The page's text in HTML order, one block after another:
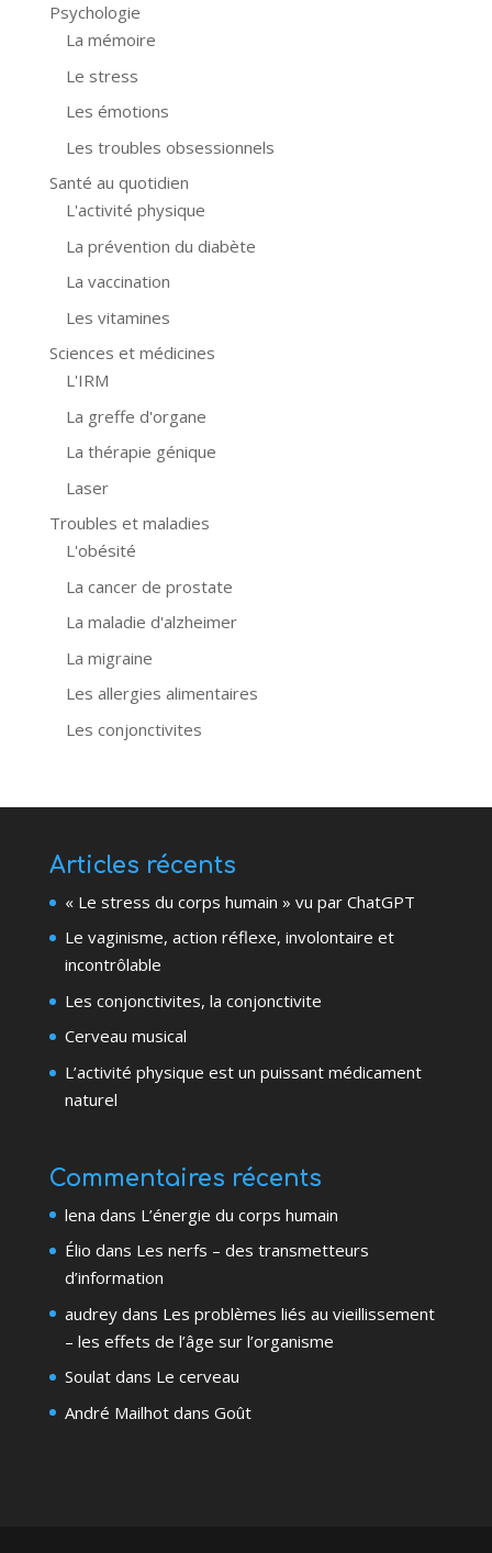
Psychologie
La mémoire
Le stress
Les émotions
Les troubles obsessionnels
Santé au quotidien
L'activité physique
La prévention du diabète
La vaccination
Les vitamines
Sciences et médicines
L'IRM
La greffe d'organe
La thérapie génique
Laser
Troubles et maladies
L'obésité
La cancer de prostate
La maladie d'alzheimer
La migraine
Les allergies alimentaires
Les conjonctivites
Articles récents
« Le stress du corps humain » vu par ChatGPT
Le vaginisme, action réflexe, involontaire et
incontrôlable
Les conjonctivites, la conjonctivite
Cerveau musical
L’activité physique est un puissant médicament
naturel
Commentaires récents
lena dans L’énergie du corps humain
Élio dans Les nerfs – des transmetteurs
d’information
audreydans Les problèmes liés au vieillissement
– les effets de l’âge sur l’organisme
Soulatdans Le cerveau
André Mailhotdans Goût